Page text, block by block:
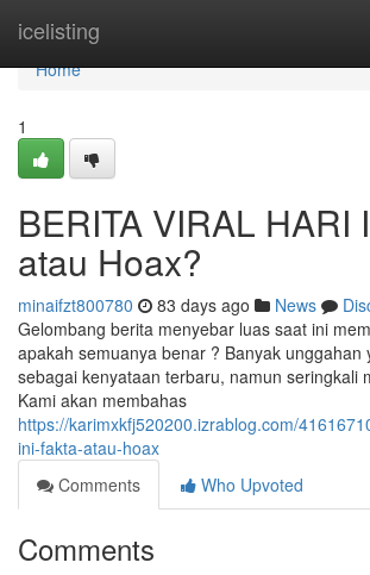
icelisting
Home
Home
1
BERITA VIRAL HARI
atau Hoax?
minaifzt800780 83 days ago News
Gelombang berita menyebar luas saat ini
apakah semuanya benar ? Banyak unggahan
sebagai kenyataan terbaru, namun seringkali
Kami akan membahas
https://karimxkfj520200.izrablog.com/
ini-fakta-atau-hoax
Comments
Who Upvoted
Comments